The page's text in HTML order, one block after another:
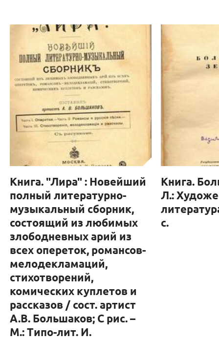
Книга. "Лира" : Новейший
полный литературно-
музыкальный сборник,
состоящий из любимых
злободневных арий из
всех опереток, романсов-
мелодекламаций,
стихотворений,
комических куплетов и
рассказов / сост. артист
А.В. Большаков; С рис. –
М.: Типо-лит. И.
Книга.
Л.:
с.